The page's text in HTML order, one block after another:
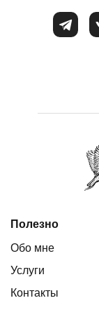
Созависимые и
Полезно
Обо мне
Услуги
Контакты